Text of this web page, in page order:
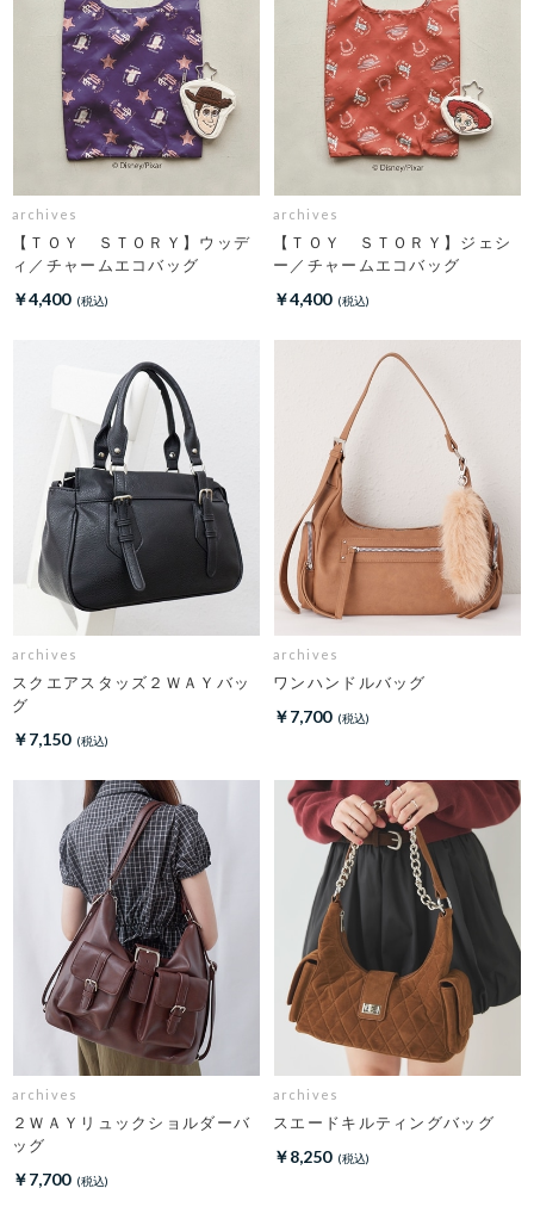
archives
【ＴＯＹ ＳＴＯＲＹ】ウッデ
ィ／チャームエコバッグ
￥4,400
archives
【ＴＯＹ ＳＴＯＲＹ】ジェシ
ー／チャームエコバッグ
￥4,400
archives
スクエアスタッズ２ＷＡＹバッ
グ
￥7,150
archives
ワンハンドルバッグ
￥7,700
archives
２ＷＡＹリュックショルダーバ
ッグ
￥7,700
archives
スエードキルティングバッグ
￥8,250